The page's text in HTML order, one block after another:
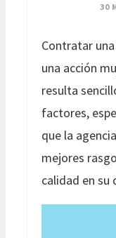
30
Contratar
una acción
resulta
factores,
que la
mejores
calidad en su